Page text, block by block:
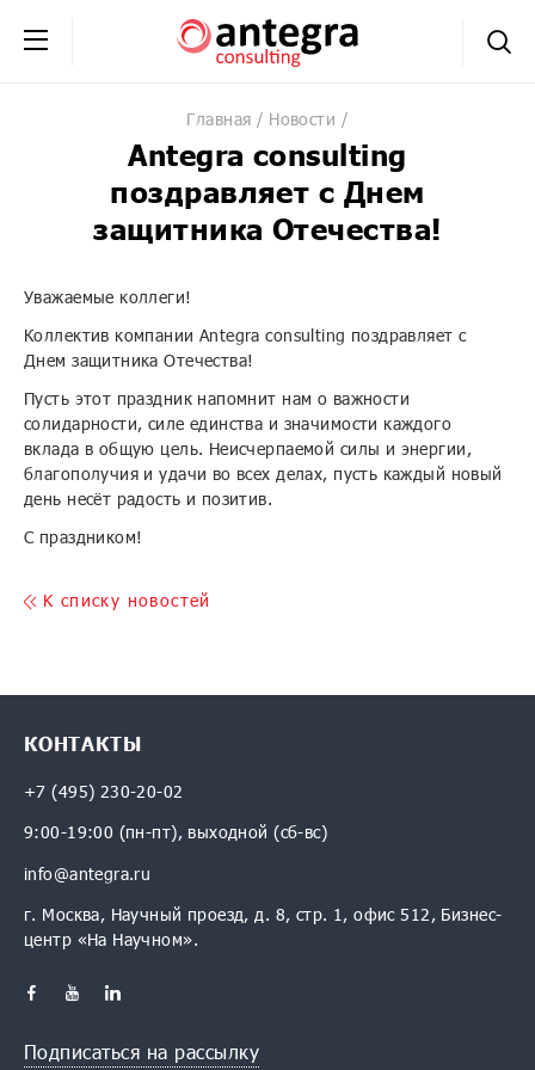
+7 (495) 230-20-02
обратная связь
Главная Новости
Antegra consulting
поздравляет с Днем
защитника Отечества!
Уважаемые коллеги!
Коллектив компании Antegra consulting поздравляет с
Днем защитника Отечества!
Пусть этот праздник напомнит нам о важности
солидарности, силе единства и значимости каждого
вклада в общую цель. Неисчерпаемой силы и энергии,
благополучия и удачи во всех делах, пусть каждый новый
день несёт радость и позитив.
С праздником!
K списку новостей
КОНТАКТЫ
+7 (495) 230-20-02
9:00-19:00 (пн-пт), выходной (сб-вс)
info@antegra.ru
г. Москва, Научный проезд, д. 8, стр. 1, офис 512, Бизнес-
центр «На Научном».
Подписаться на рассылку